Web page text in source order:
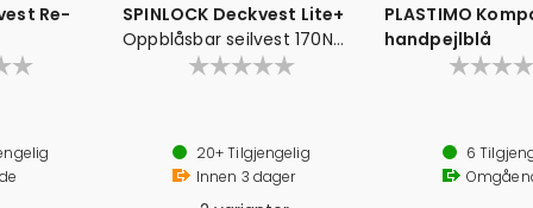
Re-
SPINLOCK Deckvest Lite+
Oppblåsbar seilvest 170N
m/PLB feste
En størrelse passer alle med brystmål mellom 60 og 145 cm
Passer personer over 50 kg.
Festepunkt for sikkerhetsline
20+Tilgjengelig
Innen 3 dager
PLASTIMO
handpejlblå
6